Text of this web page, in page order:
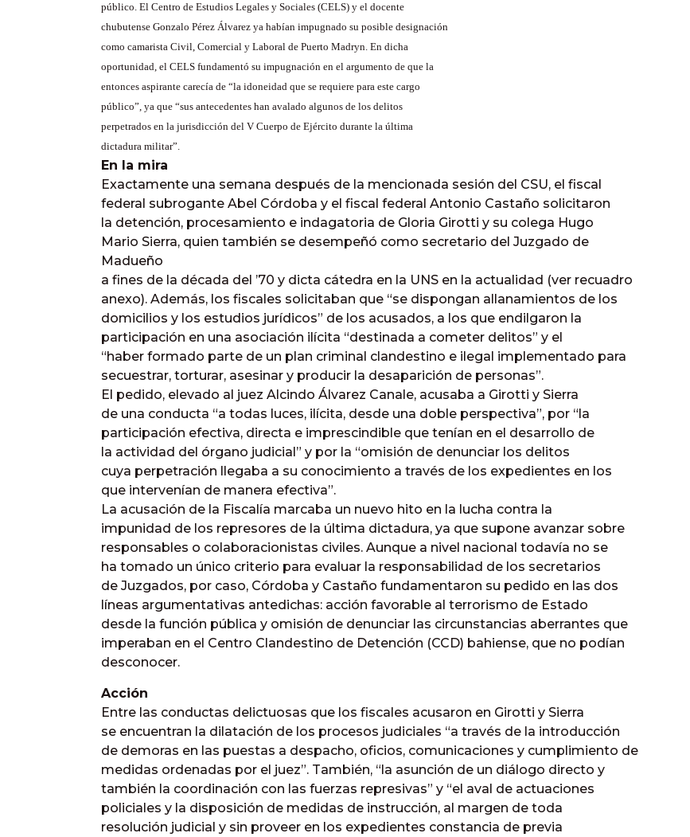
público. El Centro de Estudios Legales y Sociales (CELS) y el docente
chubutense Gonzalo Pérez Álvarez ya habían impugnado su posible designación
como camarista Civil, Comercial y Laboral de Puerto Madryn. En dicha
oportunidad, el CELS fundamentó su impugnación en el argumento de que la
entonces aspirante carecía de “la idoneidad que se requiere para este cargo
público”, ya que “sus antecedentes han avalado algunos de los delitos
perpetrados en la jurisdicción del V Cuerpo de Ejército durante la última
dictadura militar”.
En la mira
Exactamente una semana después de la mencionada sesión del CSU, el fiscal
federal subrogante Abel Córdoba y el fiscal federal Antonio Castaño solicitaron
la detención, procesamiento e indagatoria de Gloria Girotti y su colega Hugo
Mario Sierra, quien también se desempeñó como secretario del Juzgado de
Madueño
a fines de la década del ’70 y dicta cátedra en la UNS en la actualidad (ver recuadro
anexo). Además, los fiscales solicitaban que “se dispongan allanamientos de los
domicilios y los estudios jurídicos” de los acusados, a los que endilgaron la
participación en una asociación ilícita “destinada a cometer delitos” y el
“haber formado parte de un plan criminal clandestino e ilegal implementado para
secuestrar, torturar, asesinar y producir la desaparición de personas”.
El pedido, elevado al juez Alcindo Álvarez Canale, acusaba a Girotti y Sierra
de una conducta “a todas luces, ilícita, desde una doble perspectiva”, por “la
participación efectiva, directa e imprescindible que tenían en el desarrollo de
la actividad del órgano judicial” y por la “omisión de denunciar los delitos
cuya perpetración llegaba a su conocimiento a través de los expedientes en los
que intervenían de manera efectiva”.
La acusación de la Fiscalía marcaba un nuevo hito en la lucha contra la
impunidad de los represores de la última dictadura, ya que supone avanzar sobre
responsables o colaboracionistas civiles. Aunque a nivel nacional todavía no se
ha tomado un único criterio para evaluar la responsabilidad de los secretarios
de Juzgados, por caso, Córdoba y Castaño fundamentaron su pedido en las dos
líneas argumentativas antedichas: acción favorable al terrorismo de Estado
desde la función pública y omisión de denunciar las circunstancias aberrantes que
imperaban en el Centro Clandestino de Detención (CCD) bahiense, que no podían
desconocer.
Acción
Entre las conductas delictuosas que los fiscales acusaron en Girotti y Sierra
se encuentran la dilatación de los procesos judiciales “a través de la introducción
de demoras en las puestas a despacho, oficios, comunicaciones y cumplimiento de
medidas ordenadas por el juez”. También, “la asunción de un diálogo directo y
también la coordinación con las fuerzas represivas” y “el aval de actuaciones
policiales y la disposición de medidas de instrucción, al margen de toda
resolución judicial y sin proveer en los expedientes constancia de previa